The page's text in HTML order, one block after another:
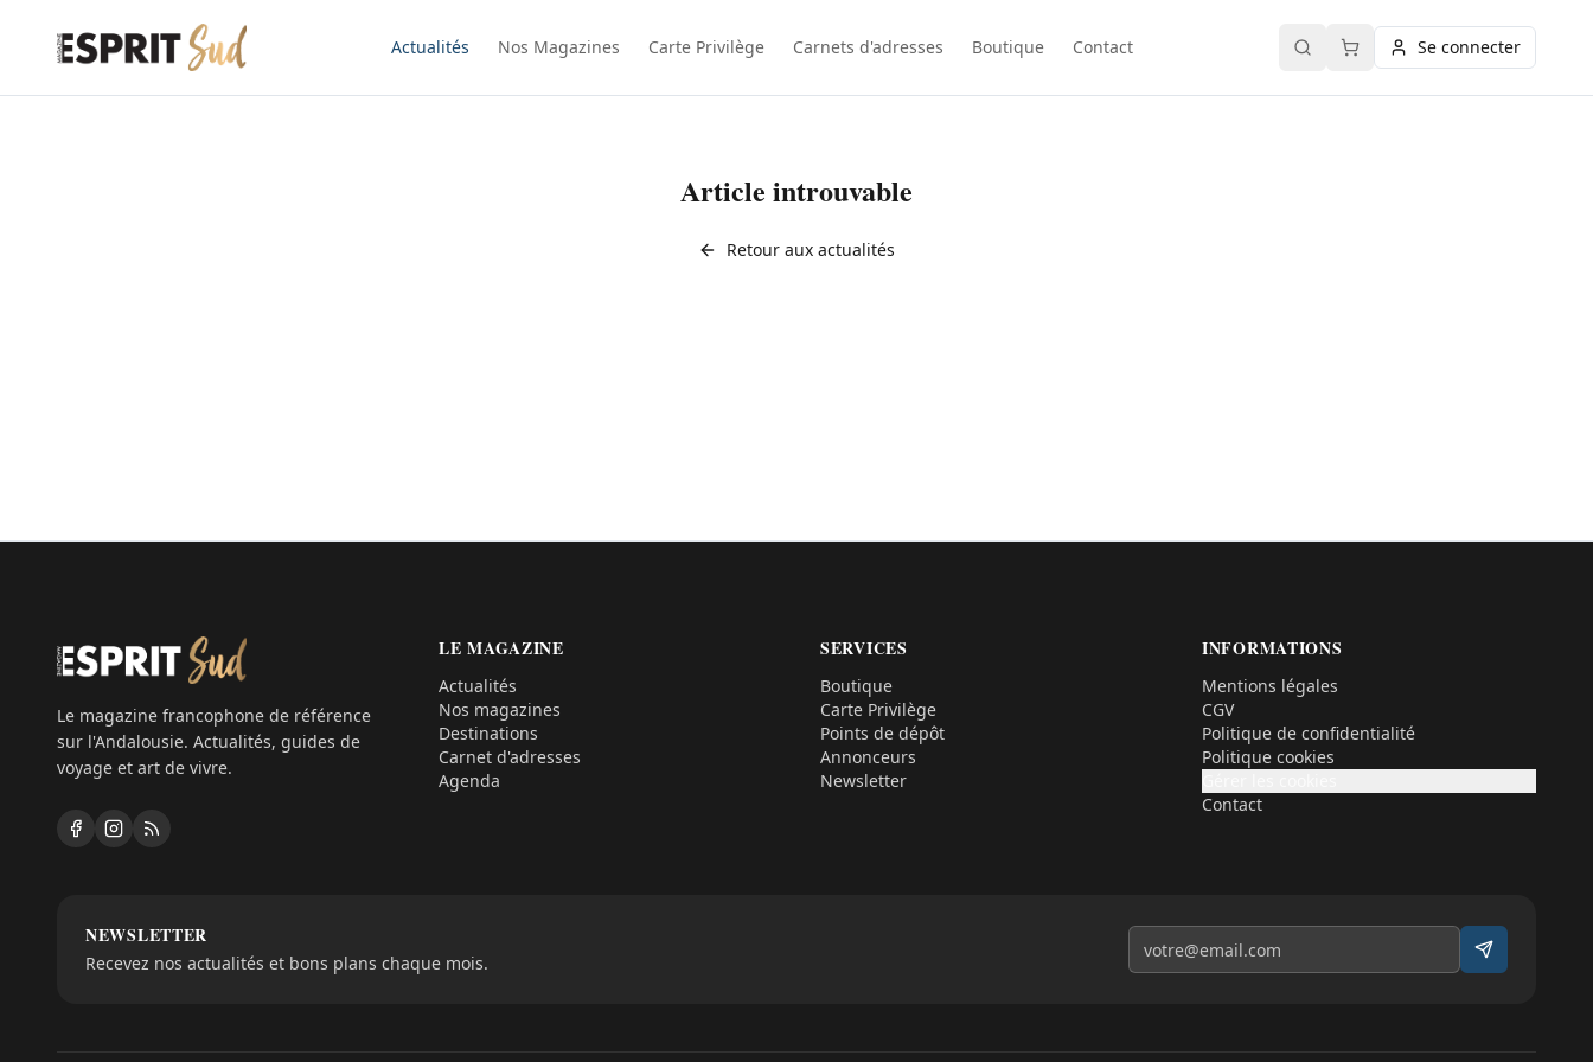
Actualités Nos Magazines Carte Privilège Carnets d'adresses Boutique Contact Se connecter
Article introuvable
Retour aux actualités
Le magazine francophone de référence
sur l'Andalousie. Actualités, guides de
voyage et art de vivre.
LE MAGAZINE
Actualités
Nos magazines
Destinations
Carnet d'adresses
Agenda
SERVICES
Boutique
Carte Privilège
Points de dépôt
Annonceurs
Newsletter
INFORMATIONS
Mentions légales
CGV
Politique de confidentialité
Politique cookies
Contact
NEWSLETTER
Recevez nos actualités et bons plans chaque mois.